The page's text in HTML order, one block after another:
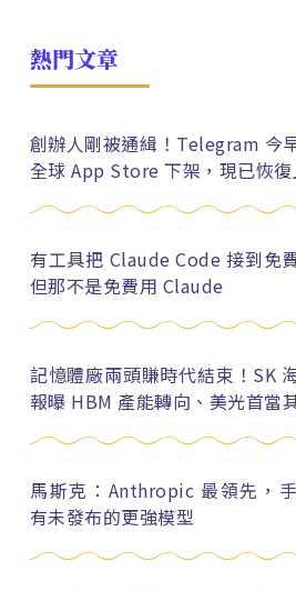
熱門文章
創辦人剛被通緝！Telegram 今
全球 App Store 下架，現已恢復
有工具把 Claude Code 接到免
但那不是免費用 Claude
記憶體廠兩頭賺時代結束！SK
報曝 HBM 產能轉向、美光首當
馬斯克：Anthropic 最領先，
有未發布的更強模型